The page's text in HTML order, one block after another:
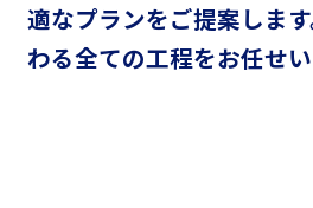
適なプランをご提案します
わる全ての工程をお任せい